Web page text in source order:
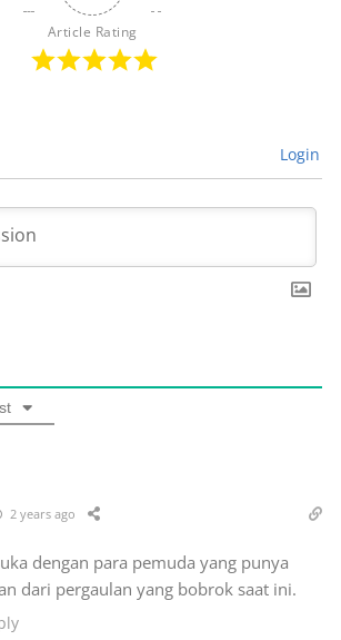
Article Rating
Login
2 years ago
dengan para pemuda yang punya
dari pergaulan yang bobrok saat ini.